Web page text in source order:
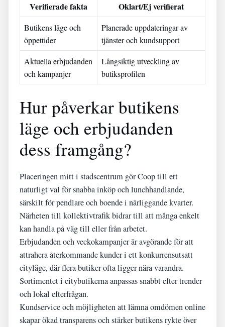
Verifierade fakta Oklart/Ej verifierat
Butikens läge och
öppettider
Planerade uppdateringar av
tjänster och kundsupport
Aktuella erbjudanden
och kampanjer
Långsiktig utveckling av
butiksprofilen
Hur påverkar butikens
läge och erbjudanden
dess framgång?
Placeringen mitt i stadscentrum gör Coop till ett
naturligt val för snabba inköp och lunchhandlande,
särskilt för pendlare och boende i närliggande kvarter.
Närheten till kollektivtrafik bidrar till att många enkelt
kan handla på väg till eller från arbetet.
Erbjudanden och veckokampanjer är avgörande för att
attrahera återkommande kunder i ett konkurrensutsatt
cityläge, där flera butiker ofta ligger nära varandra.
Sortimentet i citybutikerna anpassas snabbt efter trender
och lokal efterfrågan.
Kundservice och möjligheten att lämna omdömen online
skapar ökad transparens och stärker butikens rykte över